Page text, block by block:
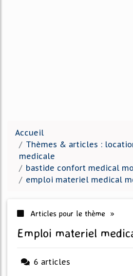
Accueil
Thèmes & articles :
medicale
bastide confort medical
emploi materiel medical
Articles pour le thème »
emploi materiel
6 articles